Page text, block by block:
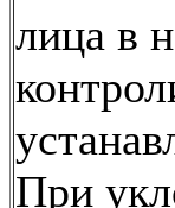
лица в
При